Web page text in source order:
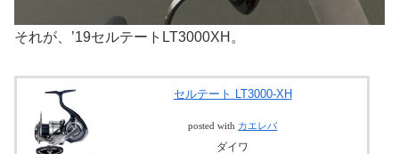
それが、’19セルテートLT3000XH。
セルテート LT3000-XH
posted with カエレバ
ダイワ